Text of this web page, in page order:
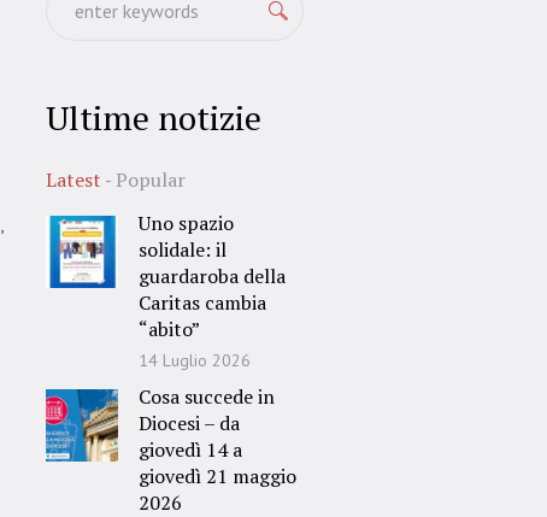
,
Ultime notizie
Latest
Popular
Uno spazio
solidale: il
guardaroba della
Caritas cambia
“abito”
14 Luglio 2026
Cosa succede in
Diocesi – da
giovedì 14 a
giovedì 21 maggio
2026